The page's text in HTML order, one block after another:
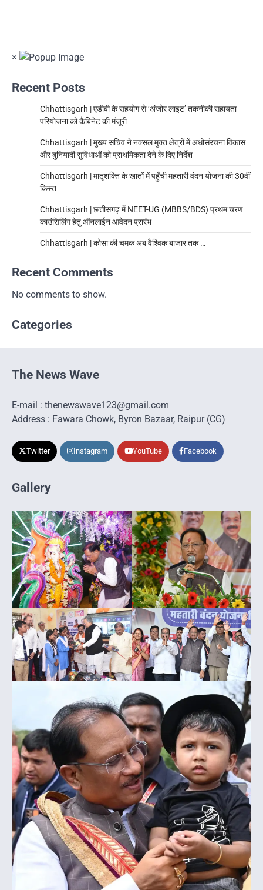
×
Recent Posts
Chhattisgarh | एडीबी के सहयोग से ‘अंजोर लाइट’ तकनीकी सहायता
परियोजना को कैबिनेट की मंजूरी
Chhattisgarh | मुख्य सचिव ने नक्सल मुक्त क्षेत्रों में अधोसंरचना विकास
और बुनियादी सुविधाओं को प्राथमिकता देने के दिए निर्देश
Chhattisgarh | मातृशक्ति के खातों में पहुँची महतारी वंदन योजना की 30वीं
किस्त
Chhattisgarh | छत्तीसगढ़ में NEET-UG (MBBS/BDS) प्रथम चरण
काउंसिलिंग हेतु ऑनलाईन आवेदन प्रारंभ
Chhattisgarh | कोसा की चमक अब वैश्विक बाजार तक …
Recent Comments
No comments to show.
Categories
The News Wave
E-mail : thenewswave123@gmail.com
Address : Fawara Chowk, Byron Bazaar, Raipur (CG)
Twitter Instagram YouTube Facebook
Gallery